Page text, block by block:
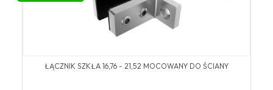
ŁĄCZNIK SZKŁA 16,76 - 21,52 MOCOWANY DO ŚCIANY